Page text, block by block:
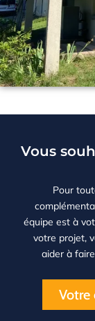
Vous
Pour
équipe est à
votre projet,
aider à
Votre